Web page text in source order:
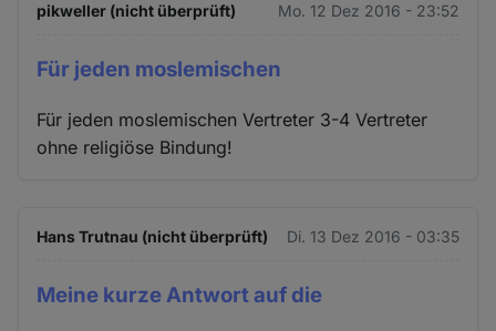
pikweller (nicht überprüft) Mo. 12 Dez 2016 - 23:52
Für jeden moslemischen
Für jeden moslemischen Vertreter 3-4 Vertreter
ohne religiöse Bindung!
Hans Trutnau (nicht überprüft) Di. 13 Dez 2016 - 03:35
Meine kurze Antwort auf die